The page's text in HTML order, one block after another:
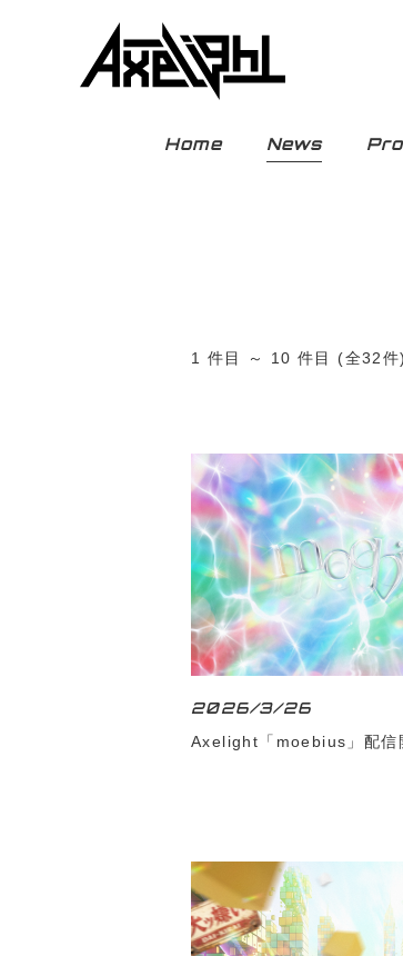
Home News
1 件目 ～ 10 件目 (全32件
2026/3/26
Axelight「moebius」配信